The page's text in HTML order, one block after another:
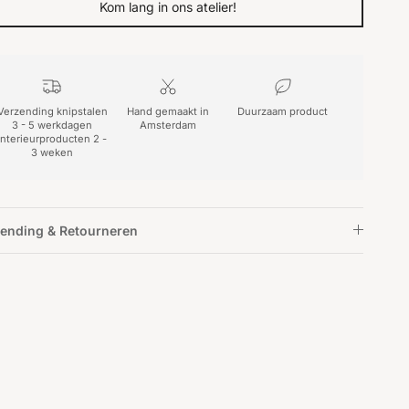
Kom lang in ons atelier!
knipstalen
3 - 5 werkdagen
2 -
3 weken
Hand gemaakt in
Amsterdam
Duurzaam product
& Retourneren